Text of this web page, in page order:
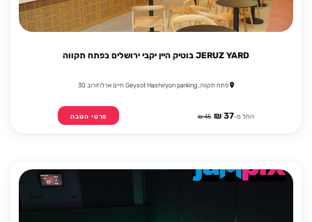
JERUZ YARD בוטיק היין יקבי ירושלים בפתח תקווה
פתח תקווה, Geysot Hashiryon parking חיים ארלוזורוב 30
החל מ-37 ₪
45 ₪ פרטי הטבה